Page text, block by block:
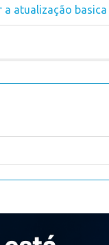
a atualização